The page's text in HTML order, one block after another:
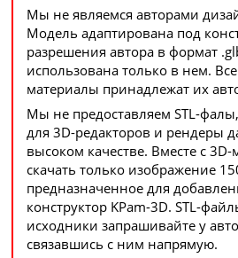
Мы не являемся авторами
Модель адаптирована под
разрешения автора в формат
использована только в нем.
материалы принадлежат их
Мы не предоставляем STL-
для 3D-редакторов и рендеры
высоком качестве. Вместе с
скачать только изображение
предназначенное для
конструктор KPam-3D. STL-
исходники запрашивайте у
связавшись с ним напрямую.